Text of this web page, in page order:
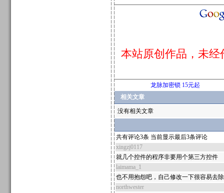
本站原创作品，未
龙脉加密锁 15元起
相关文章
没有相关文章
共有评论3条 当前显示最后3条评论
xingzj0117
就几个控件的程序非要用个第三方控件
laimama_1
也不用抱怨吧，自己修改一下很容易去
northwester